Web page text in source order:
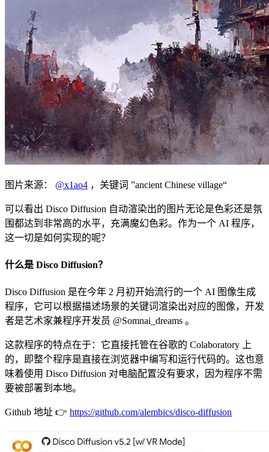
图片来源： @x1ao4 ，关键词 ”ancient Chinese village“
可以看出 Disco Diffusion 自动渲染出的图片无论是色彩还是氛
围都达到非常高的水平，充满魔幻色彩。作为一个 AI 程序，
这一切是如何实现的呢？
什么是 Disco Diffusion？
Disco Diffusion 是在今年 2 月初开始流行的一个 AI 图像生成
程序，它可以根据描述场景的关键词渲染出对应的图像，开发
者是艺术家兼程序开发员 @Somnai_dreams 。
这款程序的特点在于：它直接托管在谷歌的 Colaboratory 上
的，即整个程序是直接在浏览器中编写和运行代码的。这也意
味着使用 Disco Diffusion 对电脑配置没有要求，因为程序不需
要被部署到本地。
Github 地址 👉 https://github.com/alembics/disco-diffusion